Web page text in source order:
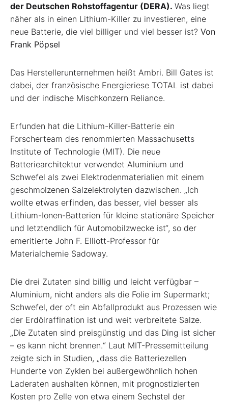
der Deutschen Rohstoffagentur (DERA). Was liegt
näher als in einen Lithium-Killer zu investieren, eine
neue Batterie, die viel billiger und viel besser ist? Von
Frank Pöpsel
Das Herstellerunternehmen heißt Ambri. Bill Gates ist
dabei, der französische Energieriese TOTAL ist dabei
und der indische Mischkonzern Reliance.
Erfunden hat die Lithium-Killer-Batterie ein
Forscherteam des renommierten Massachusetts
Institute of Technologie (MIT). Die neue
Batteriearchitektur verwendet Aluminium und
Schwefel als zwei Elektrodenmaterialien mit einem
geschmolzenen Salzelektrolyten dazwischen. „Ich
wollte etwas erfinden, das besser, viel besser als
Lithium-Ionen-Batterien für kleine stationäre Speicher
und letztendlich für Automobilzwecke ist“, so der
emeritierte John F. Elliott-Professor für
Materialchemie Sadoway.
Die drei Zutaten sind billig und leicht verfügbar –
Aluminium, nicht anders als die Folie im Supermarkt;
Schwefel, der oft ein Abfallprodukt aus Prozessen wie
der Erdölraffination ist und weit verbreitete Salze.
„Die Zutaten sind preisgünstig und das Ding ist sicher
– es kann nicht brennen.“ Laut MIT-Pressemitteilung
zeigte sich in Studien, „dass die Batteriezellen
Hunderte von Zyklen bei außergewöhnlich hohen
Laderaten aushalten können, mit prognostizierten
Kosten pro Zelle von etwa einem Sechstel der